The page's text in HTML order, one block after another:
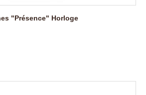
"Présence" Horloge